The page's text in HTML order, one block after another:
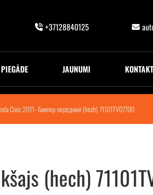
+37128840125
PIEGĀDE JAUNUMI
Civic 2011- бампер передний (hech) 71101TV07700
(hech)